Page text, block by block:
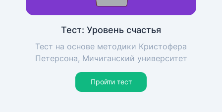
Тест: Уровень счастья
Тест на основе методики Кристофера
Петерсона, Мичиганский университет
Пройти тест